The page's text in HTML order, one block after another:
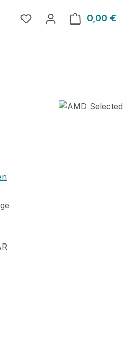
0,00 €